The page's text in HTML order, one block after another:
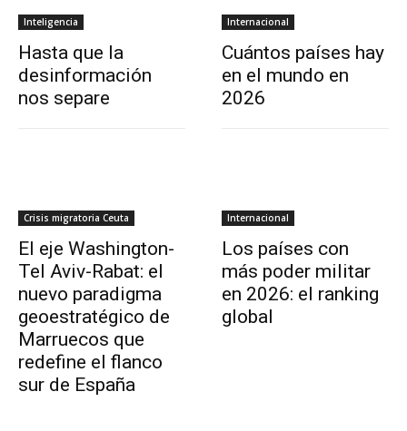
Inteligencia
Hasta que la
desinformación
nos separe
Internacional
Cuántos países hay
en el mundo en
2026
Crisis migratoria Ceuta
El eje Washington-
Tel Aviv-Rabat: el
nuevo paradigma
geoestratégico de
Marruecos que
redefine el flanco
sur de España
Internacional
Los países con
más poder militar
en 2026: el ranking
global